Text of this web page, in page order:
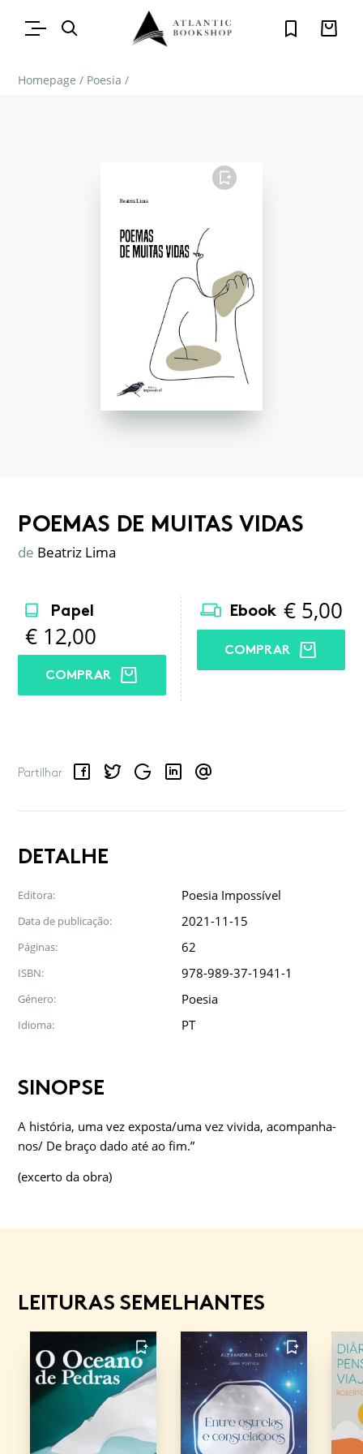
Homepage / Poesia /
FAVORITO
POEMAS DE MUITAS VIDAS
de Beatriz Lima
Papel
€ 12,00
COMPRAR
Ebook € 5,00
COMPRAR
Partilhar
FacebookTwitterGoogle LinkedInEmail
DETALHE
Editora: Poesia Impossível
Data de publicação: 2021-11-15
Páginas: 62
ISBN: 978-989-37-1941-1
Género: Poesia
Idioma: PT
SINOPSE
A história, uma vez exposta/uma vez vivida, acompanha-
nos/ De braço dado até ao fim.”
(excerto da obra)
LEITURAS SEMELHANTES
FAVORITO FAVORITO